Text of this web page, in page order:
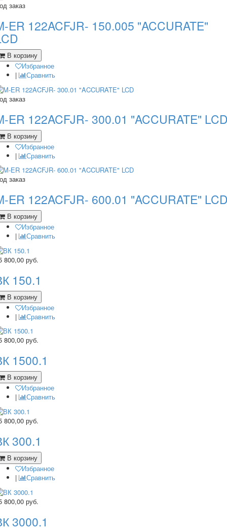
заказ
ER 122ACFJR- 150.005 "ACCURATE"
В корзину
Избранное
|
Сравнить
заказ
ER 122ACFJR- 300.01 "ACCURATE"
В корзину
Избранное
|
Сравнить
заказ
ER 122ACFJR- 600.01 "ACCURATE"
В корзину
Избранное
|
Сравнить
800,00 руб.
150.1
В корзину
Избранное
|
Сравнить
800,00 руб.
1500.1
В корзину
Избранное
|
Сравнить
800,00 руб.
300.1
В корзину
Избранное
|
Сравнить
800,00 руб.
3000.1